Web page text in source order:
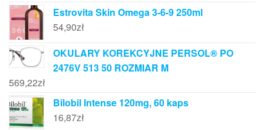
Estrovita Skin Omega 3-6-9 250ml
54,90zł
OKULARY KOREKCYJNE PERSOL® PO
2476V 513 50 ROZMIAR M
569,22zł
Bilobil Intense 120mg, 60 kaps
16,87zł